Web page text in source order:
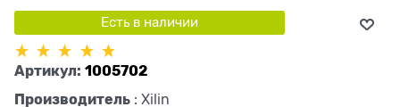
Есть в наличии
Артикул: 1005702
Производитель : Xilin